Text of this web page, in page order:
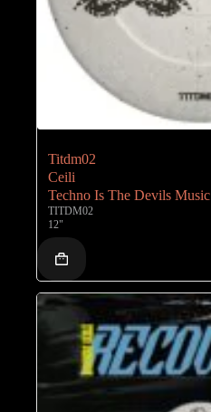
Titdm02
Ceili
Techno Is The Devils Music
TITDM02
12"